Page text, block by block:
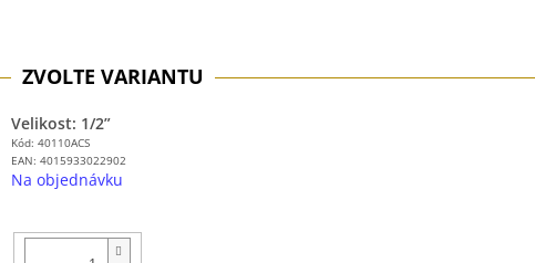
Kód: 40110ACS
EAN: 4015933022902
Velikost: 1/2”
Na objednávku